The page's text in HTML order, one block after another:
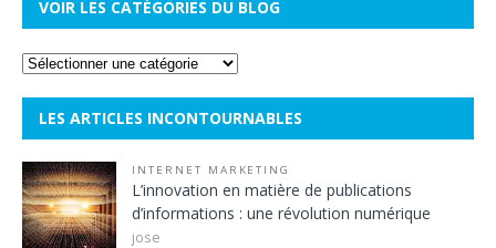
VOIR LES CATÉGORIES DU BLOG
LES ARTICLES INCONTOURNABLES
INTERNET MARKETING
L’innovation en matière de publications
d’informations : une révolution numérique
jose